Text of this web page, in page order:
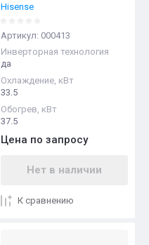
Hisense
Артикул: 000413
Инверторная технология
да
Охлаждение, кВт
33.5
Обогрев, кВт
37.5
Цена по запросу
Нет в наличии
К сравнению